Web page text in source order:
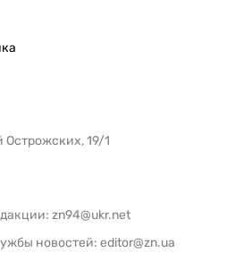
Острожских, 19/1
zn94@ukr.net
новостей: editor@zn.ua